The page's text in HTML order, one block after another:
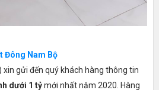
Đông Nam Bộ
xin gửi đến quý khách hàng thông tin
dưới 1 tỷmới nhất năm 2020. Hàng